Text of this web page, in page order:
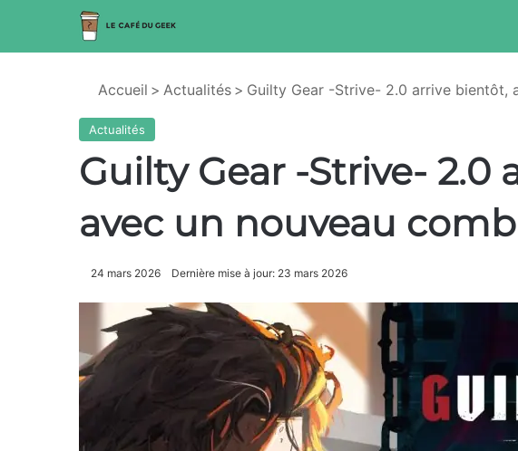
Accueil > Actualités > Guilty Gear -Strive- 2.0 arrive bientôt,
Actualités
Guilty Gear -Strive- 2.0
avec un nouveau
24 mars 2026 Dernière mise à jour: 23 mars 2026